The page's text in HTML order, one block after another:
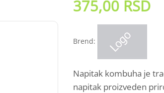
375,00 RSD
Brend:
Napitak kombuha je
napitak proizveden